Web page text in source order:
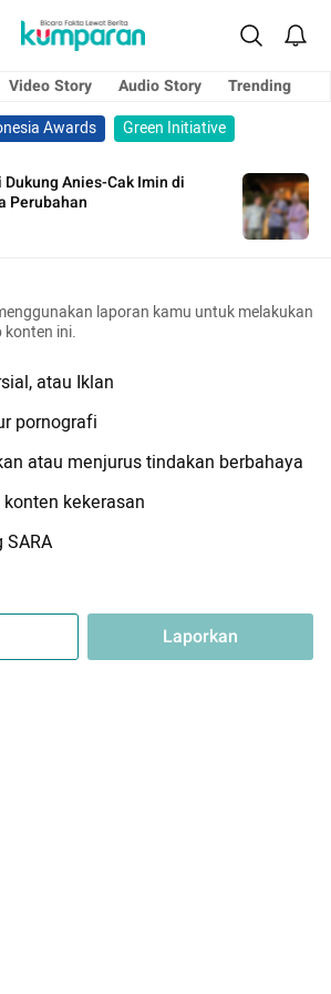
Video Story Audio Story
Trending
Awards
Green Initiative
Anies-Cak Imin di
Perubahan
laporan kamu untuk melakukan
konten ini.
atau Iklan
pornografi
atau menjurus tindakan berbahaya
kekerasan
Laporkan